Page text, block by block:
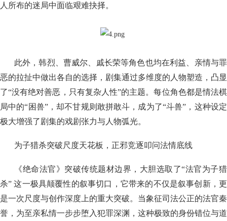
人所布的迷局中面临艰难抉择。
此外，韩烈、曹威尔、戚长荣等角色也均在利益、亲情与罪
恶的拉扯中做出各自的选择，剧集通过多维度的人物塑造，凸显
了“没有绝对善恶，只有复杂人性”的主题。每位角色都是情法棋
局中的“困兽”，却不甘规则敢拼敢斗，成为了“斗兽”，这种设定
极大增强了剧集的戏剧张力与人物弧光。
为子猎杀突破尺度天花板，正邪竞逐叩问法情底线
《绝命法官》突破传统题材边界，大胆选取了“法官为子猎
杀” 这一极具颠覆性的叙事切口，它带来的不仅是叙事创新，更
是一次尺度与创作深度上的重大突破。当象征司法公正的法官秦
誉，为至亲私情一步步堕入犯罪深渊，这种极致的身份错位与道